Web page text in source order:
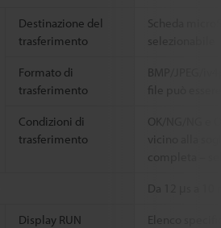
Destinazione del
trasferimento
Scheda
selezionabile
Formato di
trasferimento
BMP/JPEG/
file può
Condizioni di
trasferimento
OK/NG/NG e
vicino alla
completa –
Da 12 μs a 10
Display RUN
Elenco